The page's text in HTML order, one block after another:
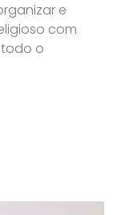
e
com
o